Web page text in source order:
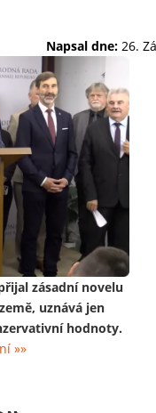
Napsal dne: 26.
zásadní novelu
uznává jen
hodnoty.
»»